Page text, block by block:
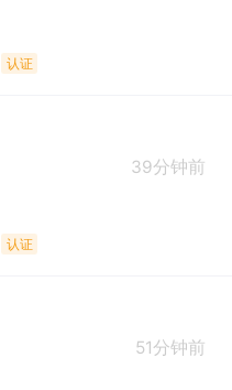
认证
39分钟前
认证
51分钟前